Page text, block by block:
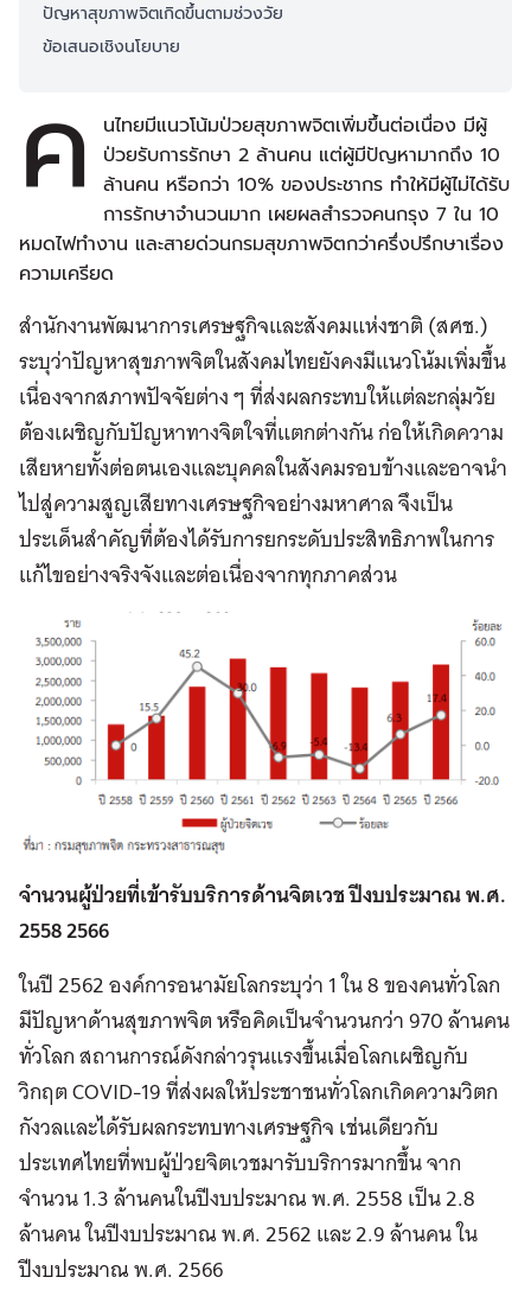
ปัญหาสุขภาพจิตเกิดขึ้นตามช่วงวัย
ข้อเสนอเชิงนโยบาย
ค
นไทยมีแนวโน้มป่วยสุขภาพจิตเพิ่มขึ้นต่อเนื่อง มีผู้
ป่วยรับการรักษา 2 ล้านคน แต่ผู้มีปัญหามากถึง 10
ล้านคน หรือกว่า 10% ของประชากร ทำให้มีผู้ไม่ได้รับ
การรักษาจำนวนมาก เผยผลสำรวจคนกรุง 7 ใน 10
หมดไฟทำงาน และสายด่วนกรมสุขภาพจิตกว่าครึ่งปรึกษาเรื่อง
ความเครียด
สำนักงานพัฒนาการเศรษฐกิจและสังคมแห่งชาติ (สศช.)
ระบุว่าปัญหาสุขภาพจิตในสังคมไทยยังคงมีแนวโน้มเพิ่มขึ้น
เนื่องจากสภาพปัจจัยต่าง ๆ ที่ส่งผลกระทบให้แต่ละกลุ่มวัย
ต้องเผชิญกับปัญหาทางจิตใจที่แตกต่างกัน ก่อให้เกิดความ
เสียหายทั้งต่อตนเองและบุคคลในสังคมรอบข้างและอาจนำ
ไปสู่ความสูญเสียทางเศรษฐกิจอย่างมหาศาล จึงเป็น
ประเด็นสำคัญที่ต้องได้รับการยกระดับประสิทธิภาพในการ
แก้ไขอย่างจริงจังและต่อเนื่องจากทุกภาคส่วน
จำนวนผู้ป่วยที่เข้ารับบริการด้านจิตเวช ปีงบประมาณ พ.ศ.
2558 2566
ในปี 2562 องค์การอนามัยโลกระบุว่า 1 ใน 8 ของคนทั่วโลก
มีปัญหาด้านสุขภาพจิต หรือคิดเป็นจำนวนกว่า 970 ล้านคน
ทั่วโลก สถานการณ์ดังกล่าวรุนแรงขึ้นเมื่อโลกเผชิญกับ
วิกฤต COVID-19 ที่ส่งผลให้ประชาชนทั่วโลกเกิดความวิตก
กังวลและได้รับผลกระทบทางเศรษฐกิจ เช่นเดียวกับ
ประเทศไทยที่พบผู้ป่วยจิตเวชมารับบริการมากขึ้น จาก
จำนวน 1.3 ล้านคนในปีงบประมาณ พ.ศ. 2558 เป็น 2.8
ล้านคน ในปีงบประมาณ พ.ศ. 2562 และ 2.9 ล้านคน ใน
ปีงบประมาณ พ.ศ. 2566